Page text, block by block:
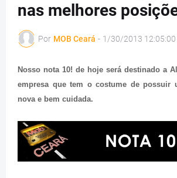
nas melhores
Por MOB Ceará - 1/30/2013 12:05:00
Nosso nota 10! de hoje será destinado a
empresa que tem o costume de possuir
nova e bem cuidada.